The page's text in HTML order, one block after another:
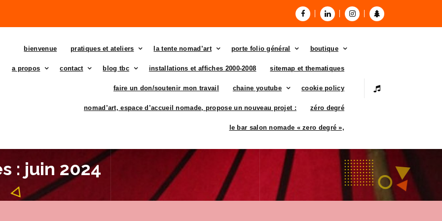
bienvenue pratiques et ateliers la tente nomad’art porte folio général boutique
a propos contact blog tbc installations et affiches 2000-2008 sitemap et thematiques
faire un don/soutenir mon travail chaine youtube cookie policy
nomad’art, espace d’accueil nomade, propose un nouveau projet : zéro degré
le bar salon nomade « zero degré »,
: juin 2024